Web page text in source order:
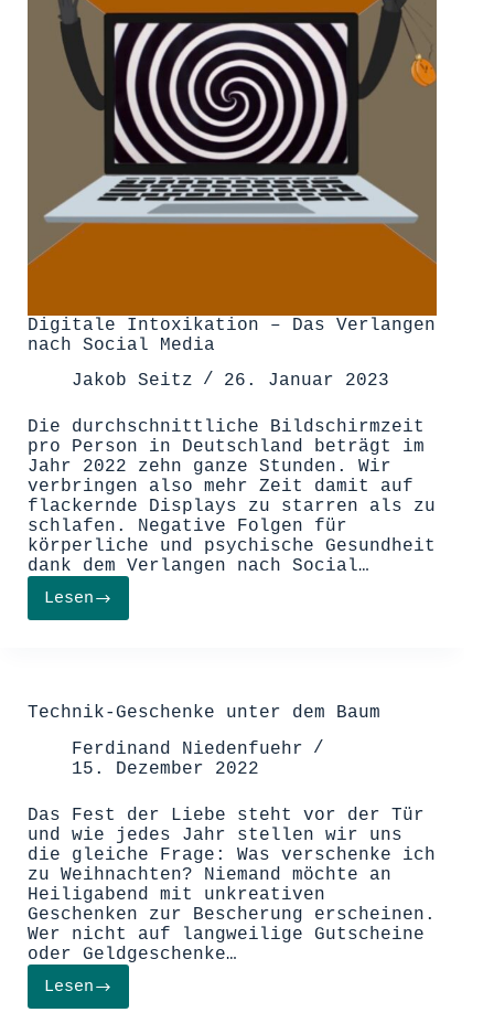
Digitale Intoxikation – Das Verlangen
nach Social Media
Jakob Seitz
26. Januar 2023
Die durchschnittliche Bildschirmzeit
pro Person in Deutschland beträgt im
Jahr 2022 zehn ganze Stunden. Wir
verbringen also mehr Zeit damit auf
flackernde Displays zu starren als zu
schlafen. Negative Folgen für
körperliche und psychische Gesundheit
dank dem Verlangen nach Social…
LesenDigitale
Intoxikation
nach
Social
Media
Technik-Geschenke unter dem Baum
Ferdinand Niedenfuehr
15. Dezember 2022
Das Fest der Liebe steht vor der Tür
und wie jedes Jahr stellen wir uns
die gleiche Frage: Was verschenke ich
zu Weihnachten? Niemand möchte an
Heiligabend mit unkreativen
Geschenken zur Bescherung erscheinen.
Wer nicht auf langweilige Gutscheine
oder Geldgeschenke…
LesenTechnik-
Geschenke